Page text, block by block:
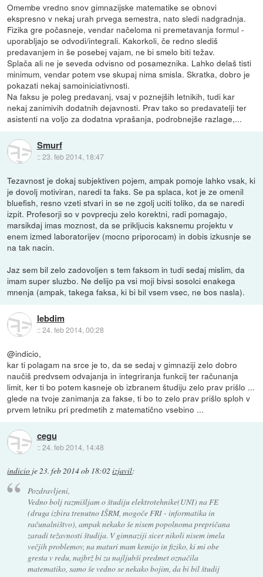
Omembe vredno snov gimnazijske matematike se obnovi
ekspresno v nekaj urah prvega semestra, nato sledi nadgradnja.
Fizika gre počasneje, vendar načeloma ni premetavanja formul -
uporabljajo se odvodi/integrali. Kakorkoli, če redno slediš
predavanjem in še posebej vajam, ne bi smelo biti težav.
Splača ali ne je seveda odvisno od posameznika. Lahko delaš tisti
minimum, vendar potem vse skupaj nima smisla. Skratka, dobro je
pokazati nekaj samoiniciativnosti.
Na faksu je poleg predavanj, vsaj v poznejših letnikih, tudi kar
nekaj zanimivih dodatnih dejavnosti. Prav tako so predavatelji ter
asistenti na voljo za dodatna vprašanja, podrobnejše razlage,...
Smurf
::23. feb 2014, 18:47
Tezavnost je dokaj subjektiven pojem, ampak pomoje lahko vsak, ki
je dovolj motiviran, naredi ta faks. Se pa splaca, kot je ze omenil
bluefish, resno vzeti stvari in se ne zgolj uciti toliko, da se naredi
izpit. Profesorji so v povprecju zelo korektni, radi pomagajo,
marsikdaj imas moznost, da se prikljucis kaksnemu projektu v
enem izmed laboratorijev (mocno priporocam) in dobis izkusnje se
na tak nacin.
Jaz sem bil zelo zadovoljen s tem faksom in tudi sedaj mislim, da
imam super sluzbo. Ne delijo pa vsi moji bivsi sosolci enakega
mnenja (ampak, takega faksa, ki bi bil vsem vsec, ne bos nasla).
lebdim
::24. feb 2014, 00:28
@indicio,
kar ti polagam na srce je to, da se sedaj v gimnaziji zelo dobro
naučiš predvsem odvajanja in integriranja funkcij ter računanja
limit, ker ti bo potem kasneje ob izbranem študiju zelo prav prišlo ...
glede na tvoje zanimanja za fakse, ti bo to zelo prav prišlo sploh v
prvem letniku pri predmetih z matematično vsebino ...
cegu
::24. feb 2014, 14:48
indicio je23. feb 2014 ob 18:02 izjavil:
Pozdravljeni,
Vedno bolj razmišljam o študiju elektrotehnike(UNI) na FE
(druga izbira trenutno IŠRM, mogoče FRI - informatika in
računalništvo), ampak nekako še nisem popolnoma prepričana
zaradi težavnosti študija. V gimnaziji sicer nikoli nisem imela
večjih problemov, na maturi mam kemijo in fiziko, ki mi obe
gresta v redu, najbrž bi za najljubši predmet označila
matematiko, samo še vedno se nekako bojim, da bi bil študij